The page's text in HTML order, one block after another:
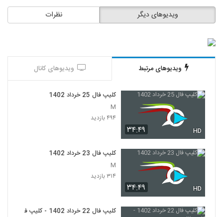
نظرات ویدیوهای دیگر
ویدیوهای مرتبط ویدیوهای کانال
۳۴:۴۹ HD
کلیپ فال 25 خرداد 1402
M
۴۹۴ بازدید
۳۴:۴۹ HD
کلیپ فال 23 خرداد 1402
M
۳۱۴ بازدید
کلیپ فال 22 خرداد 1402 - کلیپ فال